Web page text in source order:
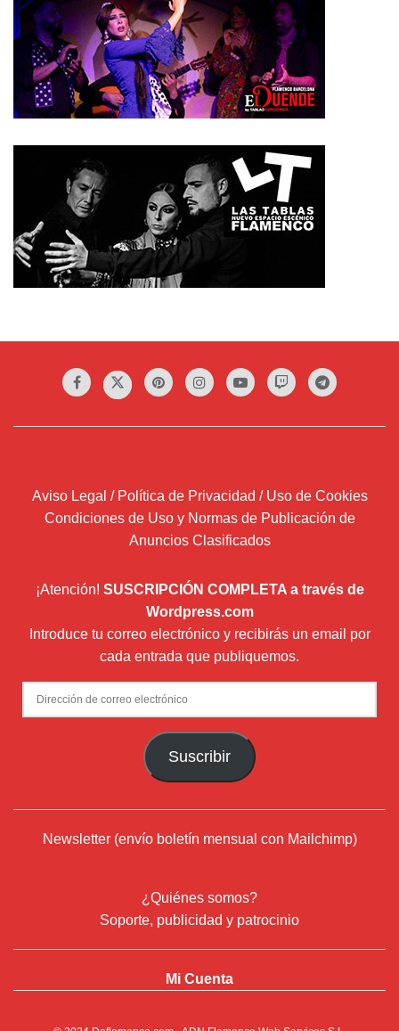
Aviso Legal / Política de Privacidad / Uso de Cookies
Condiciones de Uso y Normas de Publicación de
Anuncios Clasificados
¡Atención! SUSCRIPCIÓN COMPLETA a través de
Wordpress.com
Introduce tu correo electrónico y recibirás un email por
cada entrada que publiquemos.
Dirección
de
Suscribir
Newsletter (envío boletín mensual con Mailchimp)
¿Quiénes somos?
Soporte, publicidad y patrocinio
Mi Cuenta